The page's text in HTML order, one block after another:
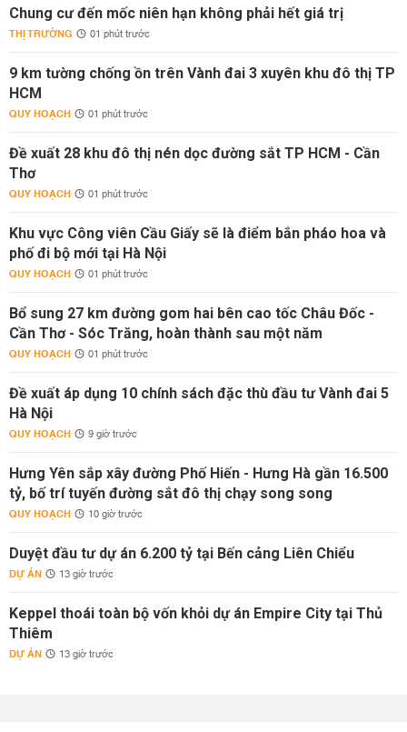
Chung cư đến mốc niên hạn không phải hết giá trị
THỊ TRƯỜNG 01 phút trước
9 km tường chống ồn trên Vành đai 3 xuyên khu đô thị TP
HCM
QUY HOẠCH 01 phút trước
Đề xuất 28 khu đô thị nén dọc đường sắt TP HCM - Cần
Thơ
QUY HOẠCH 01 phút trước
Khu vực Công viên Cầu Giấy sẽ là điểm bắn pháo hoa và
phố đi bộ mới tại Hà Nội
QUY HOẠCH 01 phút trước
Bổ sung 27 km đường gom hai bên cao tốc Châu Đốc -
Cần Thơ - Sóc Trăng, hoàn thành sau một năm
QUY HOẠCH 01 phút trước
Đề xuất áp dụng 10 chính sách đặc thù đầu tư Vành đai 5
Hà Nội
QUY HOẠCH 9 giờ trước
Hưng Yên sắp xây đường Phố Hiến - Hưng Hà gần 16.500
tỷ, bố trí tuyến đường sắt đô thị chạy song song
QUY HOẠCH 10 giờ trước
Duyệt đầu tư dự án 6.200 tỷ tại Bến cảng Liên Chiểu
DỰ ÁN 13 giờ trước
Keppel thoái toàn bộ vốn khỏi dự án Empire City tại Thủ
Thiêm
DỰ ÁN 13 giờ trước